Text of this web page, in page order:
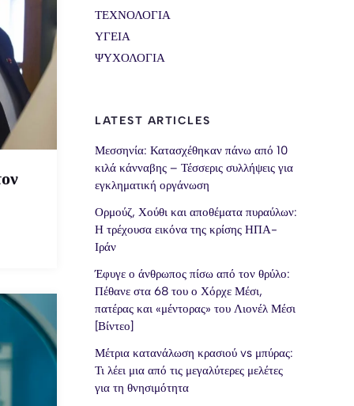
ΤΕΧΝΟΛΟΓΙΑ
ΥΓΕΙΑ
ΨΥΧΟΛΟΓΙΑ
LATEST ARTICLES
Μεσσηνία: Κατασχέθηκαν πάνω από 10
κιλά κάνναβης – Τέσσερις συλλήψεις για
εγκληματική οργάνωση
Ορμούζ, Χούθι και αποθέματα πυραύλων:
Η τρέχουσα εικόνα της κρίσης ΗΠΑ-
Ιράν
Έφυγε ο άνθρωπος πίσω από τον θρύλο:
Πέθανε στα 68 του ο Χόρχε Μέσι,
πατέρας και «μέντορας» του Λιονέλ Μέσι
[Βίντεο]
Μέτρια κατανάλωση κρασιού vs μπύρας:
Τι λέει μια από τις μεγαλύτερες μελέτες
για τη θνησιμότητα